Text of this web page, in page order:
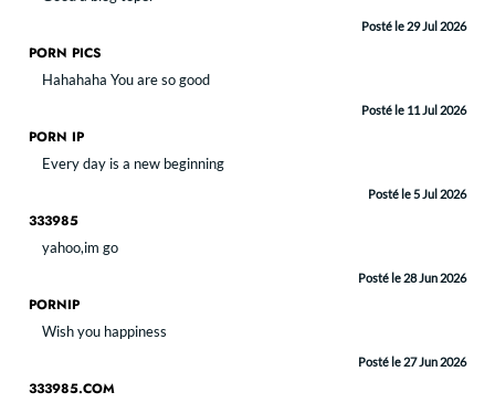
Posté le 29 Jul 2026
PORN PICS
Hahahaha You are so good
Posté le 11 Jul 2026
PORN IP
Every day is a new beginning
Posté le 5 Jul 2026
333985
yahoo,im go
Posté le 28 Jun 2026
PORNIP
Wish you happiness
Posté le 27 Jun 2026
333985.COM